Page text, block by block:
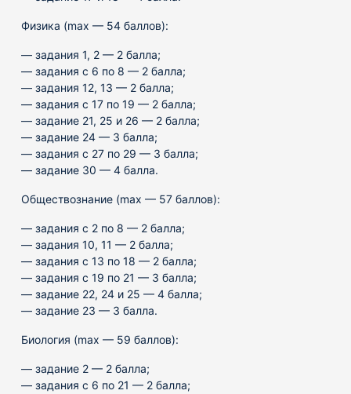
Физика (max — 54 баллов):
— задания 1, 2 — 2 балла;
— задания с 6 по 8 — 2 балла;
— задания 12, 13 — 2 балла;
— задания с 17 по 19 — 2 балла;
— задание 21, 25 и 26 — 2 балла;
— задание 24 — 3 балла;
— задания с 27 по 29 — 3 балла;
— задание 30 — 4 балла.
Обществознание (max — 57 баллов):
— задания с 2 по 8 — 2 балла;
— задания 10, 11 — 2 балла;
— задания с 13 по 18 — 2 балла;
— задания с 19 по 21 — 3 балла;
— задание 22, 24 и 25 — 4 балла;
— задание 23 — 3 балла.
Биология (max — 59 баллов):
— задание 2 — 2 балла;
— задания с 6 по 21 — 2 балла;